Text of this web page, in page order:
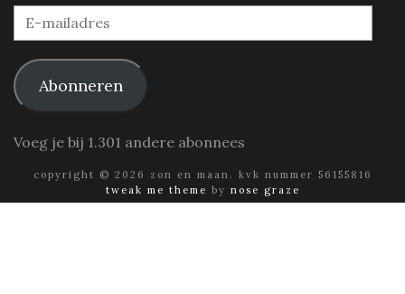
E-
mailadres
Abonneren
Voeg je bij 1.301 andere abonnees
copyright © 2026 zon en maan. kvk nummer 56155816
tweak me theme by nose graze